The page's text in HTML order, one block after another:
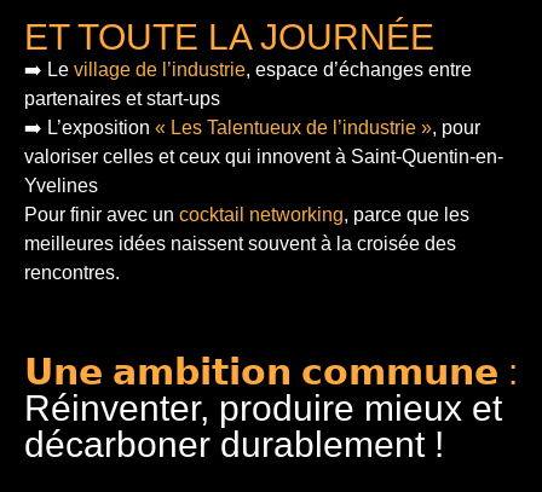
ET TOUTE LA JOURNÉE
➡️ Le village de l’industrie, espace d’échanges entre
partenaires et start-ups
➡️ L’exposition « Les Talentueux de l’industrie », pour
valoriser celles et ceux qui innovent à Saint-Quentin-en-
Yvelines
Pour finir avec un cocktail networking, parce que les
meilleures idées naissent souvent à la croisée des
rencontres.
𝗨𝗻𝗲 𝗮𝗺𝗯𝗶𝘁𝗶𝗼𝗻 𝗰𝗼𝗺𝗺𝘂𝗻𝗲 :
Réinventer, produire mieux et
décarboner durablement !